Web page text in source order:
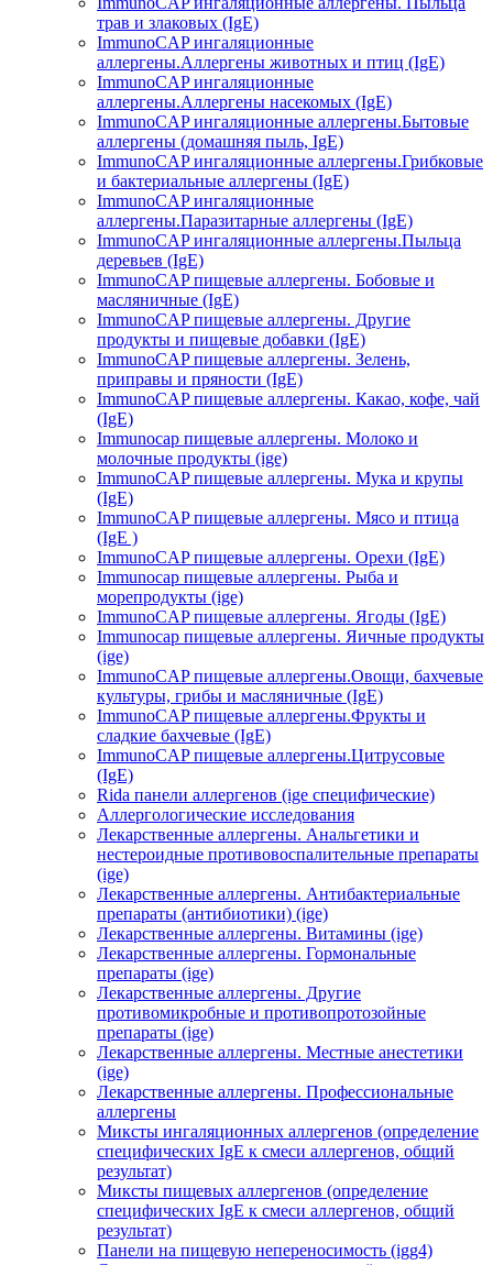
трав и злаковых (IgE)
ImmunoCAP ингаляционные
аллергены.Аллергены животных и птиц (IgE)
ImmunoCAP ингаляционные
аллергены.Аллергены насекомых (IgE)
ImmunoCAP ингаляционные аллергены.Бытовые
аллергены (домашняя пыль, IgЕ)
ImmunoCAP ингаляционные аллергены.Грибковые
и бактериальные аллергены (IgE)
ImmunoCAP ингаляционные
аллергены.Паразитарные аллергены (IgE)
ImmunoCAP ингаляционные аллергены.Пыльца
деревьев (IgE)
ImmunoCAP пищевые аллергены. Бобовые и
масляничные (IgE)
ImmunoCAP пищевые аллергены. Другие
продукты и пищевые добавки (IgE)
ImmunoCAP пищевые аллергены. Зелень,
приправы и пряности (IgE)
ImmunoCAP пищевые аллергены. Какао, кофе, чай
(IgE)
Immunocap пищевые аллергены. Молоко и
молочные продукты (ige)
ImmunoCAP пищевые аллергены. Мука и крупы
(IgE)
ImmunoCAP пищевые аллергены. Мясо и птица
(IgE )
ImmunoCAP пищевые аллергены. Орехи (IgE)
Immunocap пищевые аллергены. Рыба и
морепродукты (ige)
ImmunoCAP пищевые аллергены. Ягоды (IgE)
Immunocap пищевые аллергены. Яичные продукты
(ige)
ImmunoCAP пищевые аллергены.Овощи, бахчевые
культуры, грибы и масляничные (IgE)
ImmunoCAP пищевые аллергены.Фрукты и
сладкие бахчевые (IgE)
ImmunoCAP пищевые аллергены.Цитрусовые
(IgE)
Rida панели аллергенов (ige специфические)
Аллергологические исследования
Лекарственные аллергены. Анальгетики и
нестероидные противовоспалительные препараты
(ige)
Лекарственные аллергены. Антибактериальные
препараты (антибиотики) (ige)
Лекарственные аллергены. Витамины (ige)
Лекарственные аллергены. Гормональные
препараты (ige)
Лекарственные аллергены. Другие
противомикробные и противопротозойные
препараты (ige)
Лекарственные аллергены. Местные анестетики
(ige)
Лекарственные аллергены. Профессиональные
аллергены
Миксты ингаляционных аллергенов (определение
специфических IgE к смеси аллергенов, общий
результат)
Миксты пищевых аллергенов (определение
специфических IgE к смеси аллергенов, общий
результат)
Панели на пищевую непереносимость (igg4)